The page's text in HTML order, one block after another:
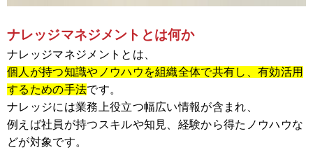
ナレッジマネジメントとは何か
ナレッジマネジメントとは、
個人が持つ知識やノウハウを組織全体で共有し、有効活用
するための手法です。
ナレッジには業務上役立つ幅広い情報が含まれ、
例えば社員が持つスキルや知見、経験から得たノウハウな
どが対象です。